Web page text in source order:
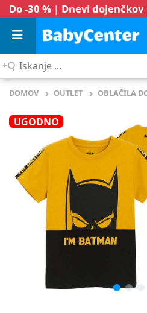
Do -30 % | Dnevi dojenčkov
Iskanje
DOMOV OUTLET OBLAČILA
UGODNO